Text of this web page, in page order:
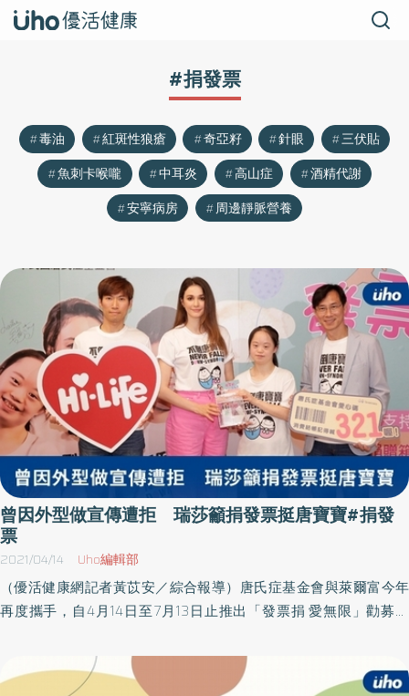
#捐發票
毒油 紅斑性狼瘡 奇亞籽 針眼
三伏貼
魚刺卡喉嚨
中耳炎 高山症
酒精代謝
安寧病房
周邊靜脈營養
曾因外型做宣傳遭拒 瑞莎籲捐發票挺唐寶寶#捐發
票
2021/04/14 Uho編輯部
（優活健康網記者黃苡安／綜合報導）唐氏症基金會與萊爾富今年
再度攜手，自4月14日至7月13日止推出「發票捐 愛無限」勸募活
程中，力心「快狠準」地完成，還深怕瑞莎無法順利完成給予協
助，讓瑞莎直呼「超暖、超厲害」；瑞莎也透露剛來台灣時，曾發